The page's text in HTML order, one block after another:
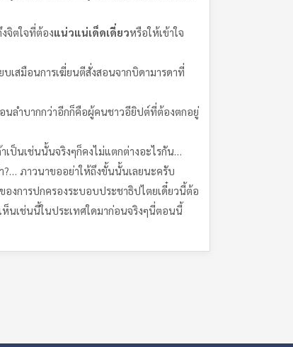
จิตใจที่ต้องแน่วแน่เด็ดเดี่ยวหรือให้เข้าใจ
บเสมือนการเฆี่ยนตีสั่งสอนจากบิดามารดาที่
ลำบากกว่าอีกก็คือผู้คนชาวอียิปต์ที่ต้องตกอยู่
เป็นเช่นนั้นจริงๆก็คงไม่แตกต่างอะไรกัน…
?… ภาวนาขออย่าให้ถึงขั้นนั้นเลยนะครับ
องการปกครองระบอบประชาธิปไตยเดี๋ยวนี้ต้อ
นเช่นนี้ในประเทศใดมาก่อนจริงๆนี่ตอนนี้